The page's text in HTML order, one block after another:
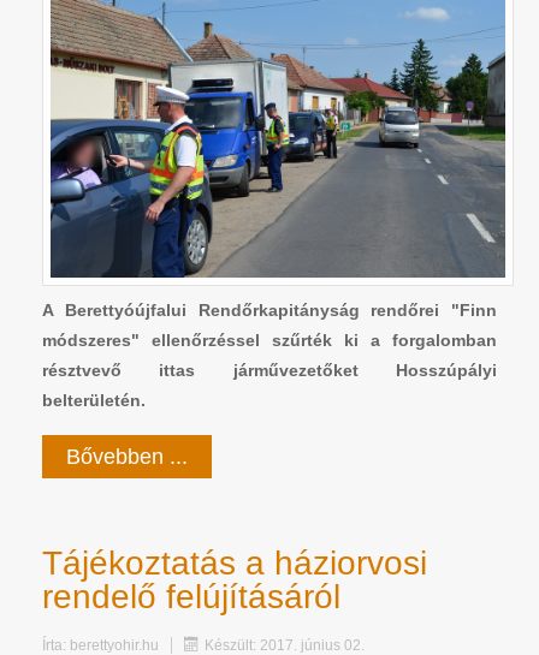
A Berettyóújfalui Rendőrkapitányság rendőrei "Finn
módszeres" ellenőrzéssel szűrték ki a forgalomban
résztvevő ittas járművezetőket Hosszúpályi
belterületén.
Bővebben ...
Tájékoztatás a háziorvosi
rendelő felújításáról
Írta: berettyohir.hu Készült: 2017. június 02.